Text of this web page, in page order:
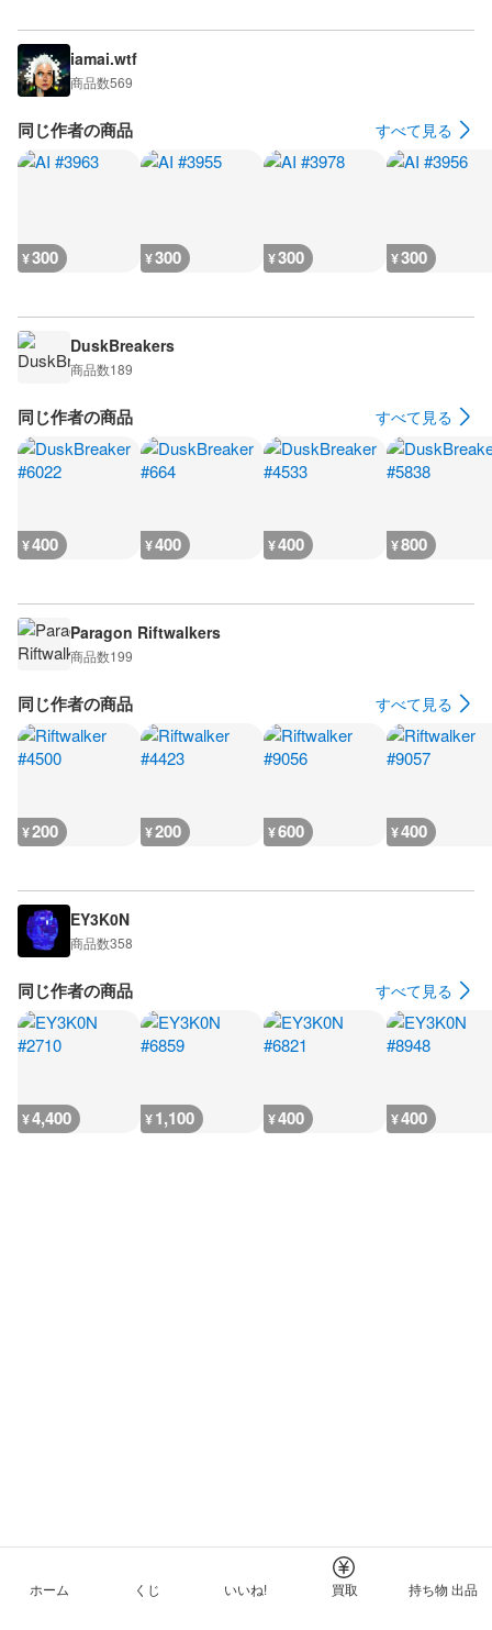
iamai.wtf
商品数569
同じ作者の商品 すべて見る
¥300 ¥300 ¥300 ¥300
DuskBreakers
商品数189
同じ作者の商品 すべて見る
¥400 ¥400 ¥400 ¥800
Paragon Riftwalkers
商品数199
同じ作者の商品 すべて見る
¥200 ¥200 ¥600 ¥400
EY3K0N
商品数358
同じ作者の商品 すべて見る
¥4,400 ¥1,100 ¥400 ¥400
ホーム くじ いいね! 買取 持ち物 出品